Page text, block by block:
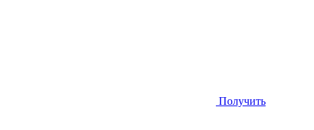
Получить